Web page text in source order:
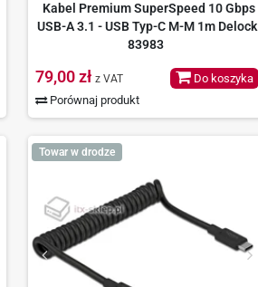
Kabel Premium SuperSpeed 10 Gbps
USB-A 3.1 - USB Typ-C M-M 1m Delock
83983
79,00 zł z VAT
Porównaj produkt
Do koszyka
Towar w drodze